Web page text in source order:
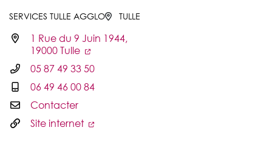
SERVICES TULLE AGGLO TULLE
Infos utiles
1 Rue du 9 Juin 1944,
19000 Tulle
05 87 49 33 50
06 49 46 00 84
Contacter
Site internet